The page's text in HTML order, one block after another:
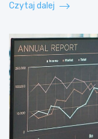
Czytaj dalej